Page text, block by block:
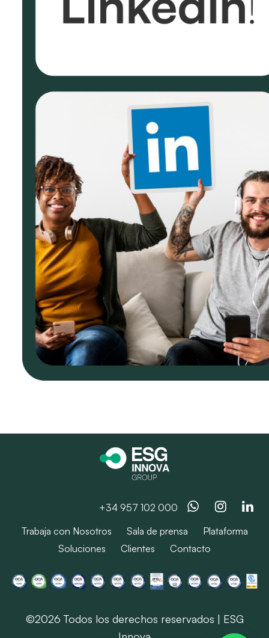
+34 957 102 000 Whatsapp
Trabaja con Nosotros Sala de prensa
Plataforma
Soluciones
Clientes Contacto
©2026 Todos los derechos reservados | ESG